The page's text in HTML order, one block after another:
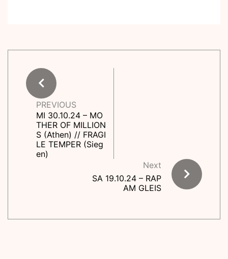
PREVIOUS
MI 30.10.24 – MO
THER OF MILLION
S (Athen) // FRAGI
LE TEMPER (Sieg
en)
Next
SA 19.10.24 – RAP
AM GLEIS